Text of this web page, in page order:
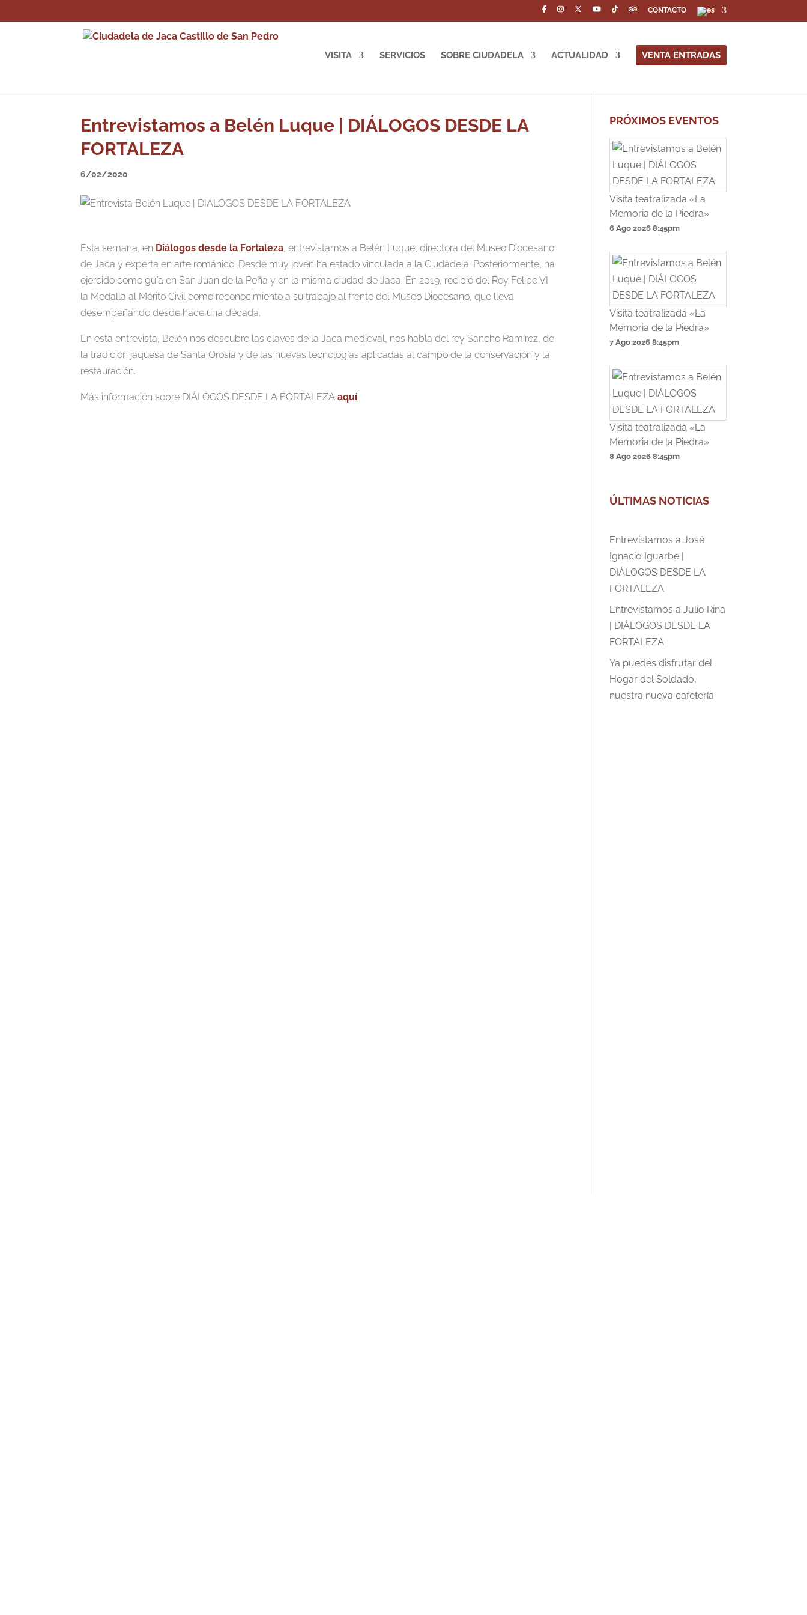
CONTACTO
VISITA SERVICIOS SOBRE CIUDADELA ACTUALIDAD VENTA ENTRADAS
Entrevistamos a Belén Luque | DIÁLOGOS DESDE LA
FORTALEZA
6/02/2020
Esta semana, en Diálogos desde la Fortaleza, entrevistamos a Belén Luque, directora del Museo Diocesano
de Jaca y experta en arte románico. Desde muy joven ha estado vinculada a la Ciudadela. Posteriormente, ha
ejercido como guía en San Juan de la Peña y en la misma ciudad de Jaca. En 2019, recibió del Rey Felipe VI
la Medalla al Mérito Civil como reconocimiento a su trabajo al frente del Museo Diocesano, que lleva
desempeñando desde hace una década.
En esta entrevista, Belén nos descubre las claves de la Jaca medieval, nos habla del rey Sancho Ramírez, de
la tradición jaquesa de Santa Orosia y de las nuevas tecnologías aplicadas al campo de la conservación y la
restauración.
Más información sobre DIÁLOGOS DESDE LA FORTALEZAaquí.
PRÓXIMOS EVENTOS
Visita teatralizada «La
Memoria de la Piedra»
6 Ago 2026 8:45pm
Visita teatralizada «La
Memoria de la Piedra»
7 Ago 2026 8:45pm
Visita teatralizada «La
Memoria de la Piedra»
8 Ago 2026 8:45pm
ÚLTIMAS NOTICIAS
Entrevistamos a José
Ignacio Iguarbe |
DIÁLOGOS DESDE LA
FORTALEZA
Entrevistamos a Julio Rina
| DIÁLOGOS DESDE LA
FORTALEZA
Ya puedes disfrutar del
Hogar del Soldado,
nuestra nueva cafetería